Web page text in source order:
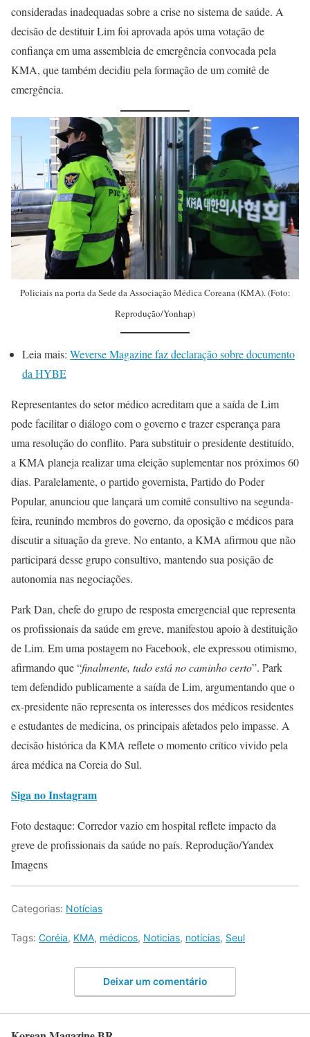
consideradas inadequadas sobre a crise no sistema de saúde. A
decisão de destituir Lim foi aprovada após uma votação de
confiança em uma assembleia de emergência convocada pela
KMA, que também decidiu pela formação de um comitê de
emergência.
Policiais na porta da Sede da Associação Médica Coreana (KMA). (Foto:
Reprodução/Yonhap)
Leia mais: Weverse Magazine faz declaração sobre documento
da HYBE
Representantes do setor médico acreditam que a saída de Lim
pode facilitar o diálogo com o governo e trazer esperança para
uma resolução do conflito. Para substituir o presidente destituído,
a KMA planeja realizar uma eleição suplementar nos próximos 60
dias. Paralelamente, o partido governista, Partido do Poder
Popular, anunciou que lançará um comitê consultivo na segunda-
feira, reunindo membros do governo, da oposição e médicos para
discutir a situação da greve. No entanto, a KMA afirmou que não
participará desse grupo consultivo, mantendo sua posição de
autonomia nas negociações.
Park Dan, chefe do grupo de resposta emergencial que representa
os profissionais da saúde em greve, manifestou apoio à destituição
de Lim. Em uma postagem no Facebook, ele expressou otimismo,
afirmando que “finalmente, tudo está no caminho certo”. Park
tem defendido publicamente a saída de Lim, argumentando que o
ex-presidente não representa os interesses dos médicos residentes
e estudantes de medicina, os principais afetados pelo impasse. A
decisão histórica da KMA reflete o momento crítico vivido pela
área médica na Coreia do Sul.
Siga no Instagram
Foto destaque: Corredor vazio em hospital reflete impacto da
greve de profissionais da saúde no país. Reprodução/Yandex
Imagens
Categorias: Notícias
Tags: Coréia, KMA, médicos, Noticias, notícias, Seul
Deixar um comentário